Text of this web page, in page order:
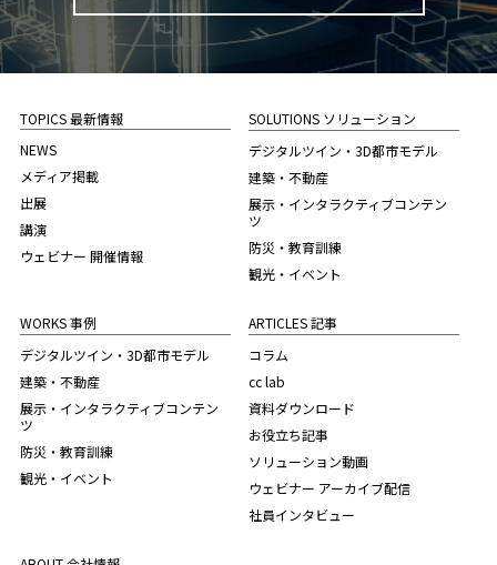
TOPICS 最新情報
NEWS
メディア掲載
出展
講演
ウェビナー 開催情報
WORKS 事例
デジタルツイン・3D都市モデル
建築・不動産
展示・インタラクティブコンテン
ツ
防災・教育訓練
観光・イベント
SOLUTIONS ソリューション
デジタルツイン・3D都市モデル
建築・不動産
展示・インタラクティブコンテン
ツ
防災・教育訓練
観光・イベント
ARTICLES 記事
コラム
cc lab
資料ダウンロード
お役立ち記事
ソリューション動画
ウェビナー アーカイブ配信
社員インタビュー